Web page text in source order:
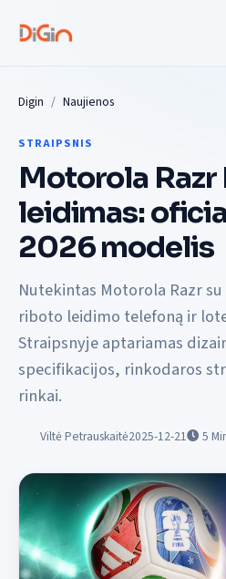
Digin Naujienos
STRAIPSNIS
Motorola Razr
leidimas:
2026 modelis
Nutekintas Motorola Razr su
riboto leidimo telefoną ir
Straipsnyje aptariamas
specifikacijos, rinkodaros
rinkai.
Viltė Petrauskaitė2025-12-21 5